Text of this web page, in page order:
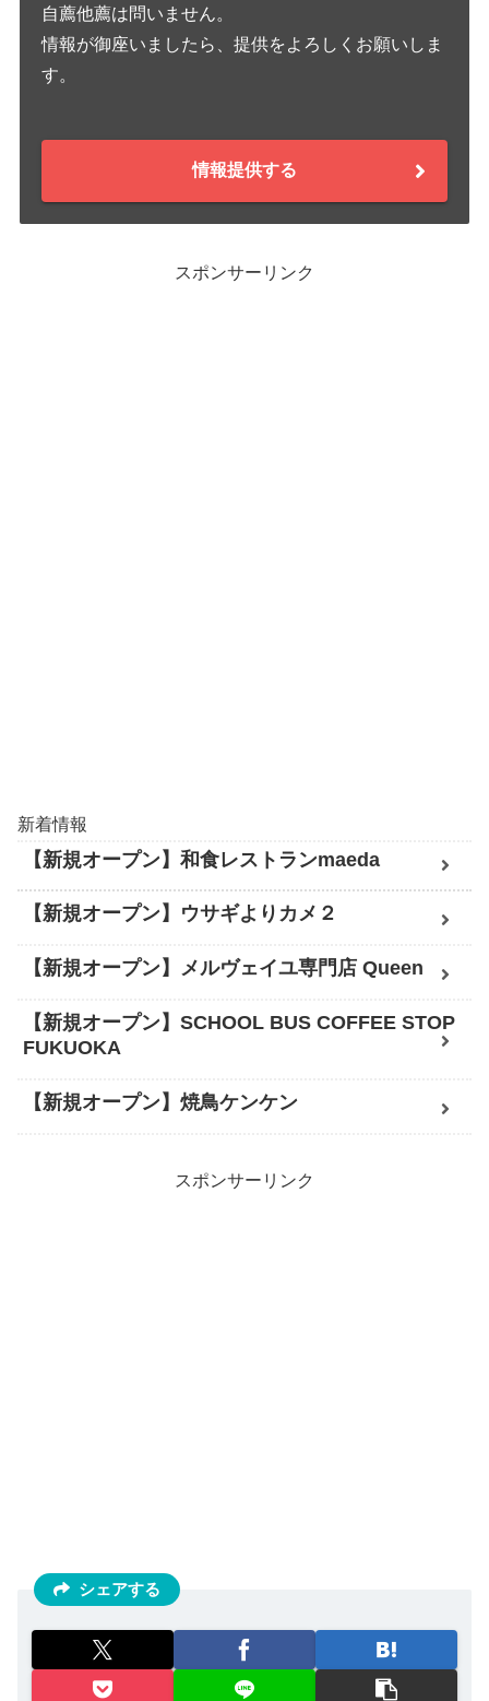
自薦他薦は問いません。
情報が御座いましたら、提供をよろしくお願いしま
す。
情報提供する
スポンサーリンク
新着情報
【新規オープン】和食レストランmaeda
【新規オープン】ウサギよりカメ２
【新規オープン】メルヴェイユ専門店 Queen
【新規オープン】SCHOOL BUS COFFEE STOP
FUKUOKA
【新規オープン】焼鳥ケンケン
スポンサーリンク
シェアする